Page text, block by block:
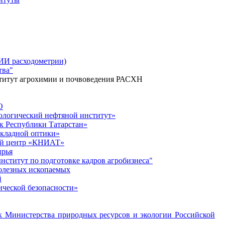
расходометрии)
агрохимии и почвоведения РАСХН
нефтяной институт»
Татарстан»
оптики»
центр «КНИАТ»
по подготовке кадров агробизнеса"
ископаемых
безопасности»
природных ресурсов и экологии Российской